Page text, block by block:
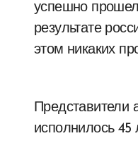
успешно прошел
результате
этом никаких
Представители
исполнилось 45